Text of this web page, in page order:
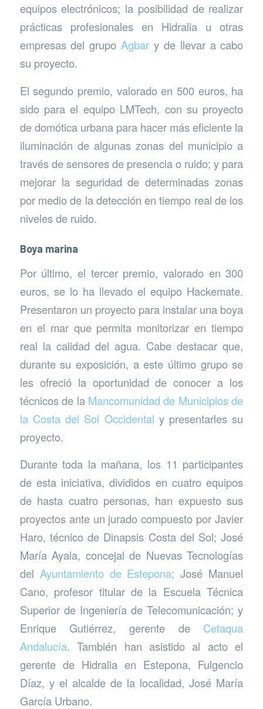
equipos electrónicos; la posibilidad de realizar
prácticas profesionales en Hidralia u otras
empresas del grupoAgbar y de llevar a cabo
su proyecto.
El segundo premio, valorado en 500 euros, ha
sido para el equipo LMTech, con su proyecto
de domótica urbana para hacer más eficiente la
iluminación de algunas zonas del municipio a
través de sensores de presencia o ruido; y para
mejorar la seguridad de determinadas zonas
por medio de la detección en tiempo real de los
niveles de ruido.
Boya marina
Por último, el tercer premio, valorado en 300
euros, se lo ha llevado el equipo Hackemate.
Presentaron un proyecto para instalar una boya
en el mar que permita monitorizar en tiempo
real la calidad del agua. Cabe destacar que,
durante su exposición, a este último grupo se
les ofreció la oportunidad de conocer a los
técnicos de la Mancomunidad de Municipios de
la Costa del Sol Occidental y presentarles su
proyecto.
Durante toda la mañana, los 11 participantes
de esta iniciativa, divididos en cuatro equipos
de hasta cuatro personas, han expuesto sus
proyectos ante un jurado compuesto por Javier
Haro, técnico de Dinapsis Costa del Sol; José
María Ayala, concejal de Nuevas Tecnologías
del Ayuntamiento de Estepona; José Manuel
Cano, profesor titular de la Escuela Técnica
Superior de Ingeniería de Telecomunicación; y
Enrique Gutiérrez, gerente de Cetaqua
Andalucía. También han asistido al acto el
gerente de Hidralia en Estepona, Fulgencio
Díaz, y el alcalde de la localidad, José María
García Urbano.